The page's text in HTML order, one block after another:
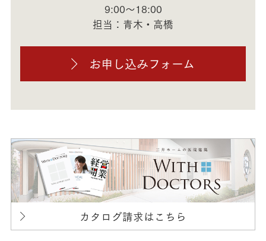
9:00～18:00
担当：青木・高橋
お申し込みフォーム
カタログ請求はこちら